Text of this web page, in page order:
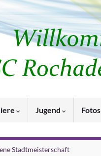
Jugend Fotos
Stadtmeisterschaft